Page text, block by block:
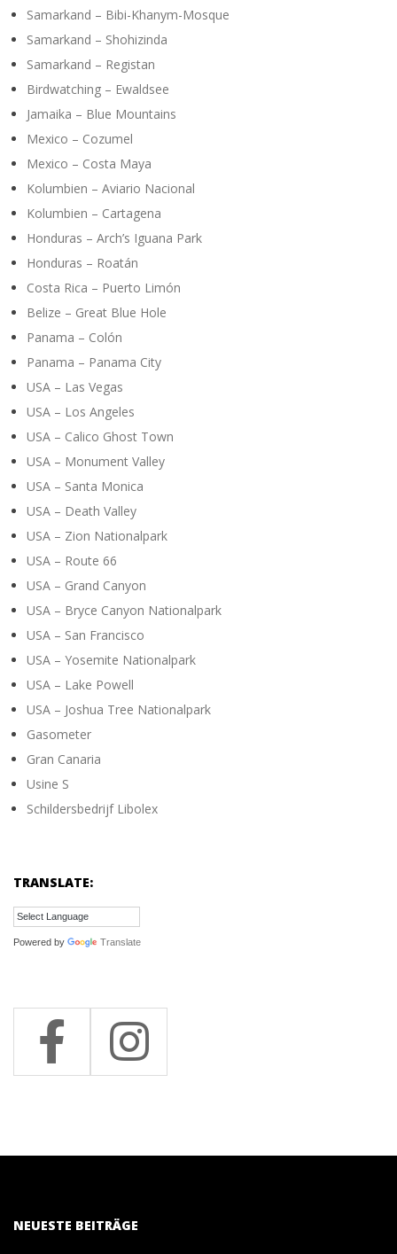
Samarkand – Bibi-Khanym-Mosque
Samarkand – Shohizinda
Samarkand – Registan
Birdwatching – Ewaldsee
Jamaika – Blue Mountains
Mexico – Cozumel
Mexico – Costa Maya
Kolumbien – Aviario Nacional
Kolumbien – Cartagena
Honduras – Arch’s Iguana Park
Honduras – Roatán
Costa Rica – Puerto Limón
Belize – Great Blue Hole
Panama – Colón
Panama – Panama City
USA – Las Vegas
USA – Los Angeles
USA – Calico Ghost Town
USA – Monument Valley
USA – Santa Monica
USA – Death Valley
USA – Zion Nationalpark
USA – Route 66
USA – Grand Canyon
USA – Bryce Canyon Nationalpark
USA – San Francisco
USA – Yosemite Nationalpark
USA – Lake Powell
USA – Joshua Tree Nationalpark
Gasometer
Gran Canaria
Usine S
Schildersbedrijf Libolex
TRANSLATE:
Powered by Translate
NEUESTE BEITRÄGE